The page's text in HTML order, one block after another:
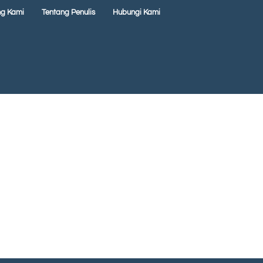
Kami Tentang Penulis Hubungi Kami